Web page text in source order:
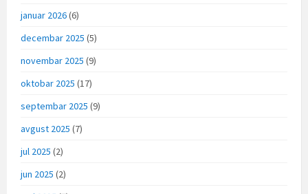
januar 2026(6)
decembar 2025 (5)
novembar 2025 (9)
oktobar 2025 (17)
septembar 2025 (9)
avgust 2025 (7)
jul 2025 (2)
jun 2025 (2)